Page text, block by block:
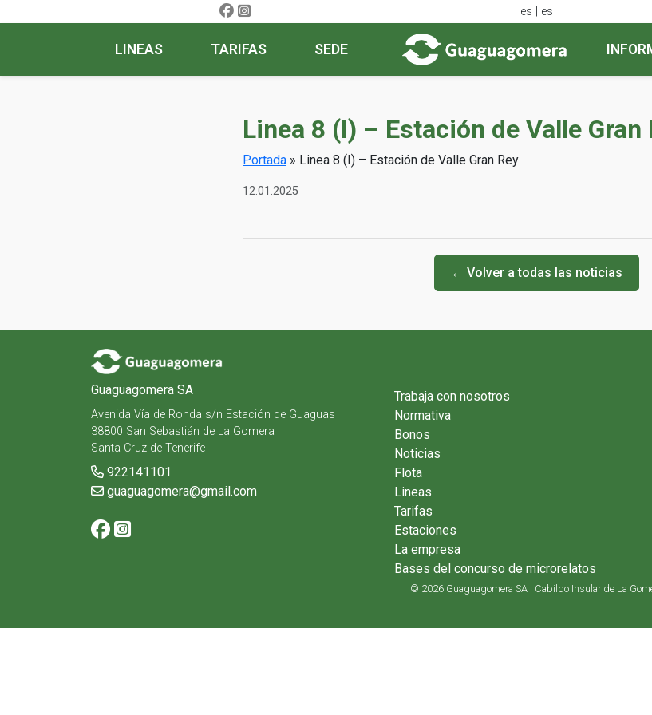
es | es
LINEAS TARIFAS SEDE
Linea 8 (I) – Estación de Valle Gran
Portada » Linea 8 (I) – Estación de Valle Gran Rey
12.01.2025
← Volver a todas las noticias
Guaguagomera SA
Avenida Vía de Ronda s/n Estación de Guaguas
38800 San Sebastián de La Gomera
Santa Cruz de Tenerife
922141101
guaguagomera@gmail.com
Trabaja con nosotros
Normativa
Bonos
Noticias
Flota
Lineas
Tarifas
Estaciones
La empresa
Bases del concurso de microrelatos
© 2026 Guaguagomera SA | Cabildo Insular de La